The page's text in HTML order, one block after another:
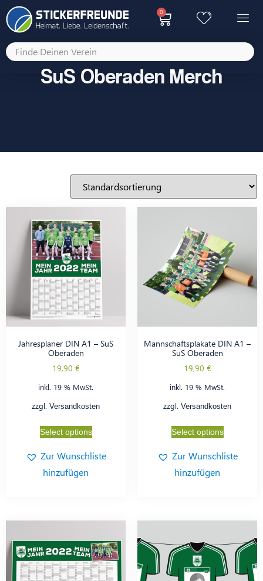
0
SuS Oberaden Merch
Jahresplaner DIN A1 – SuS
Oberaden
19,90 €
inkl. 19 % MwSt.
zzgl. Versandkosten
Select options
Zur Wunschliste
hinzufügen
Mannschaftsplakate DIN A1 –
SuS Oberaden
19,90 €
inkl. 19 % MwSt.
zzgl. Versandkosten
Select options
Zur Wunschliste
hinzufügen